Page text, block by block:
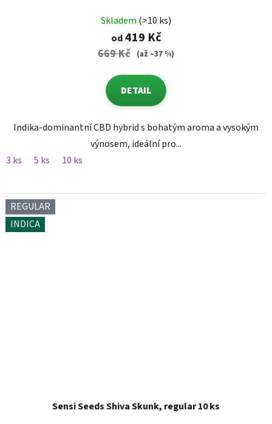
Skladem (>10 ks)
od419 Kč
669 Kč (až –37 %)
DETAIL
Indika-dominantní CBD hybrid s bohatým aroma a vysokým
výnosem, ideální pro...
3 ks
5 ks 10 ks
REGULAR
INDICA
Sensi Seeds Shiva Skunk, regular 10 ks